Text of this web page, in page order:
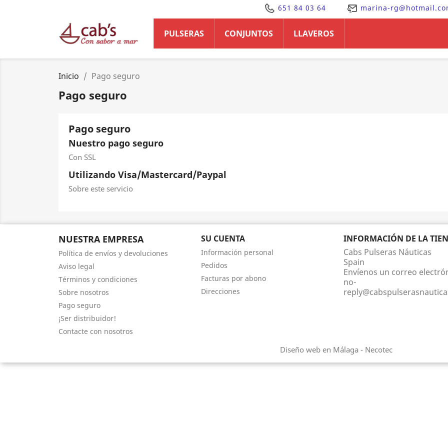
651 84 03 64 marina-
PULSERAS CONJUNTOS LLAVEROS
Inicio Pago seguro
Pago seguro
Pago seguro
Nuestro pago seguro
Con SSL
Utilizando Visa/Mastercard/Paypal
Sobre este servicio
NUESTRA EMPRESA
Política de envíos y devoluciones
Aviso legal
Términos y condiciones
Sobre nosotros
Pago seguro
¡Ser distribuidor!
Contacte con nosotros
SU CUENTA
Información personal
Pedidos
Facturas por abono
Direcciones
INFORMACIÓN DE LA
Cabs Pulseras Náuticas
Spain
Envíenos un correo
no-
Diseño web en Málaga - Necotec